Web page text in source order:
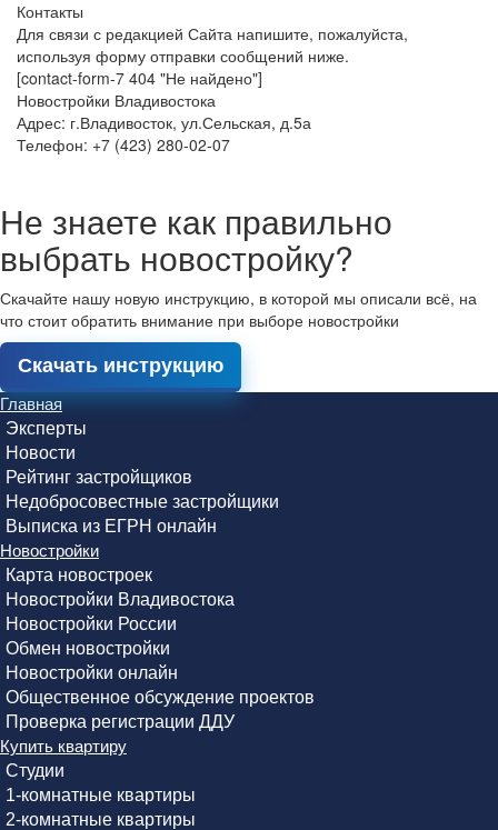
Контакты
Для связи с редакцией Сайта напишите, пожалуйста,
используя форму отправки сообщений ниже.
[contact-form-7 404 "Не найдено"]
Новостройки Владивостока
Адрес: г.Владивосток, ул.Сельская, д.5а
Телефон: +7 (423) 280-02-07
Не знаете как правильно
выбрать новостройку?
Скачайте нашу новую инструкцию, в которой мы описали всё, на
что стоит обратить внимание при выборе новостройки
Скачать инструкцию
Главная
Эксперты
Новости
Рейтинг застройщиков
Недобросовестные застройщики
Выписка из ЕГРН онлайн
Новостройки
Карта новостроек
Новостройки Владивостока
Новостройки России
Обмен новостройки
Новостройки онлайн
Общественное обсуждение проектов
Проверка регистрации ДДУ
Купить квартиру
Студии
1-комнатные квартиры
2-комнатные квартиры